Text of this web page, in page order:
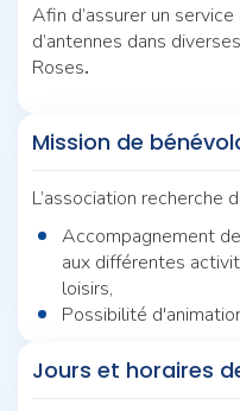
Afin d’assurer un
d’antennes dans
Roses.
Mission de
L’association recherche
Accompagnement
aux différentes
loisirs,
Possibilité
Jours et horaires